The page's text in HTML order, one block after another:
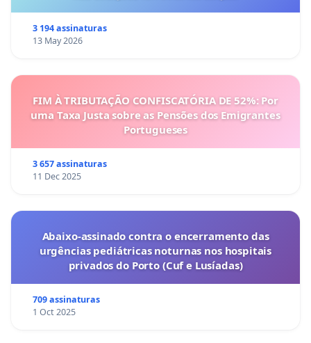
3 194 assinaturas
13 May 2026
FIM À TRIBUTAÇÃO CONFISCATÓRIA DE 52%: Por
uma Taxa Justa sobre as Pensões dos Emigrantes
Portugueses
3 657 assinaturas
11 Dec 2025
Abaixo-assinado contra o encerramento das
urgências pediátricas noturnas nos hospitais
privados do Porto (Cuf e Lusíadas)
709 assinaturas
1 Oct 2025